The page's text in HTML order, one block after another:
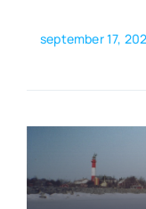
september 17,